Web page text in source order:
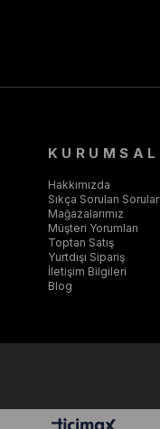
KURUMSAL
Hakkımızda
Sıkça Sorulan Sorular
Mağazalarımız
Müşteri Yorumları
Toptan Satış
Yurtdışı Sipariş
İletişim Bilgileri
Blog